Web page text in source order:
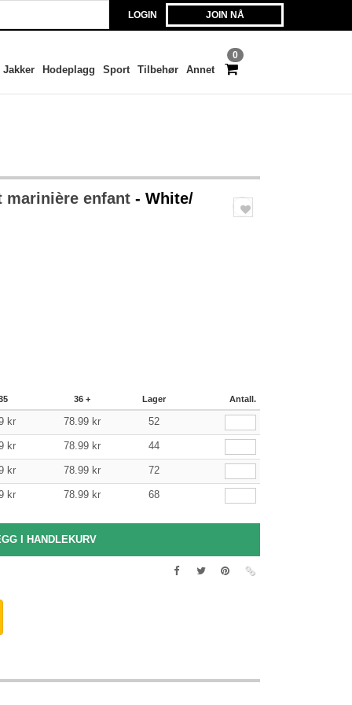
LOGIN JOIN NÅ
0
Jakker Hodeplagg Sport Tilbehør Annet
marinière enfant - White/
36 + Lager Antall.
kr 78.99 kr 52
kr 78.99 kr 44
kr 78.99 kr 72
kr 78.99 kr 68